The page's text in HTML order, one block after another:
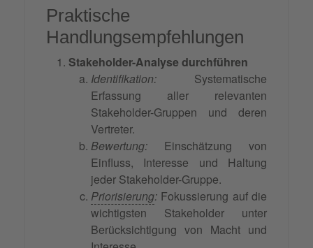
Praktische
Handlungsempfehlungen
Stakeholder-Analyse durchführen
Identifikation: Systematische
Erfassung aller relevanten
Stakeholder-Gruppen und deren
Vertreter.
Bewertung: Einschätzung von
Einfluss, Interesse und Haltung
jeder Stakeholder-Gruppe.
Priorisierung: Fokussierung auf die
wichtigsten Stakeholder unter
Berücksichtigung von Macht und